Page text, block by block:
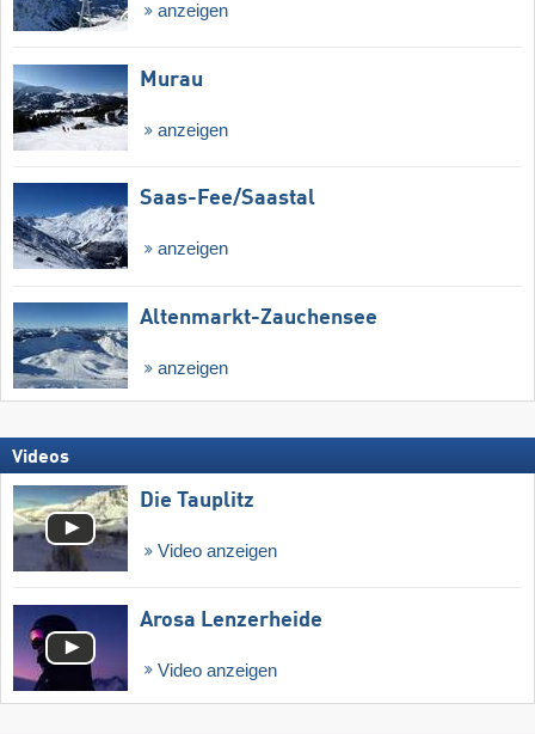
anzeigen
Murau
anzeigen
Saas-Fee/​Saastal
anzeigen
Altenmarkt-Zauchensee
anzeigen
Videos
Die Tauplitz
Video anzeigen
Arosa Lenzerheide
Video anzeigen